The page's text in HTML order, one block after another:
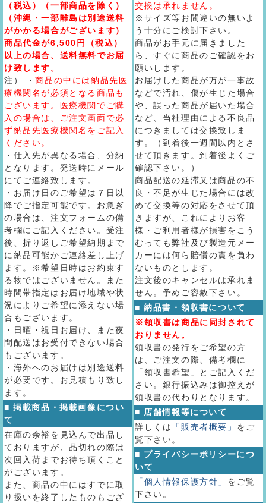
（税込）（一部商品を除く）
（沖縄・一部離島は別途送料
がかかる場合がございます）
商品代金が6,500円（税込）
以上の場合、送料無料でお届
け致します。
注） ・商品の中には納品先医
療機関名が必須となる商品も
ございます。医療機関でご購
入の場合は、ご注文画面で必
ず納品先医療機関名をご記入
ください。
・仕入先が異なる場合、分納
となります。発送時にメール
にてご連絡致します。
・お届け日のご希望は７日以
降でご指定可能です。お急ぎ
の場合は、注文フォームの備
考欄にご記入ください。受注
後、折り返しご希望納期まで
に納品可能かご連絡差し上げ
ます。※希望日時はお約束す
る物ではございません。また
時間帯指定はお届け地域や状
況によりご希望に添えない場
合もございます。
・日曜・祝日お届け、また夜
間配送はお受付できない場合
もございます。
・海外へのお届けは別途送料
が必要です。お見積もり致し
ます。
■ 掲載商品・掲載画像につい
て
在庫の余裕を見込んで出品し
ておりますが、品切れの際は
次回入荷までお待ち頂くこと
がございます。
また、商品の中にはすでに取
り扱いを終了したものもござ
交換は承れません。
※サイズ等お間違いの無いよ
う十分にご検討下さい。
商品がお手元に届きました
ら、すぐに商品のご確認をお
願いします。
お届けした商品が万が一事故
などで汚れ、傷が生じた場合
や、誤った商品が届いた場合
など、当社理由による不良品
につきましては交換致しま
す。（到着後一週間以内とさ
せて頂きます。到着後よくご
確認下さい。）
商品配送の延滞又は商品の不
良・不足が生じた場合には改
めて交換等の対応をさせて頂
きますが、これによりお客
様・ご利用者様が損害をこう
むっても弊社及び製造元メー
カーには何ら賠償の責を負わ
ないものとします。
注文後のキャンセルは承れま
せん。予めご容赦下さい。
■ 納品書・領収書について
※領収書は商品に同封されて
おりません。
領収書の発行をご希望の方
は、ご注文の際、備考欄に
「領収書希望」とご記入くだ
さい。銀行振込みは御控えが
領収書の代わりとなります。
■ 店舗情報等について
詳しくは
「販売者概要」 をご
覧下さい。
■ プライバシーポリシーにつ
いて
「個人情報保護方針」 をご覧
下さい。